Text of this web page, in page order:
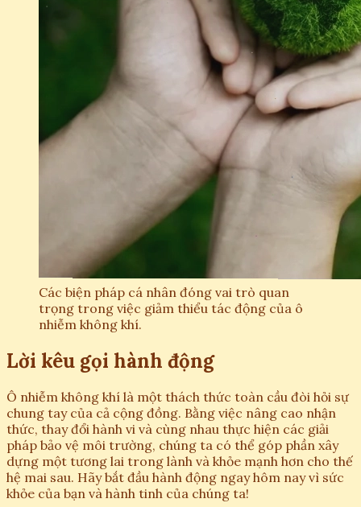
Các biện pháp cá nhân đóng vai trò quan
trọng trong việc giảm thiểu tác động của ô
nhiễm không khí.
Lời kêu gọi hành động
Ô nhiễm không khí là một thách thức toàn cầu đòi hỏi sự
chung tay của cả cộng đồng. Bằng việc nâng cao nhận
thức, thay đổi hành vi và cùng nhau thực hiện các giải
pháp bảo vệ môi trường, chúng ta có thể góp phần xây
dựng một tương lai trong lành và khỏe mạnh hơn cho thế
hệ mai sau. Hãy bắt đầu hành động ngay hôm nay vì sức
khỏe của bạn và hành tinh của chúng ta!